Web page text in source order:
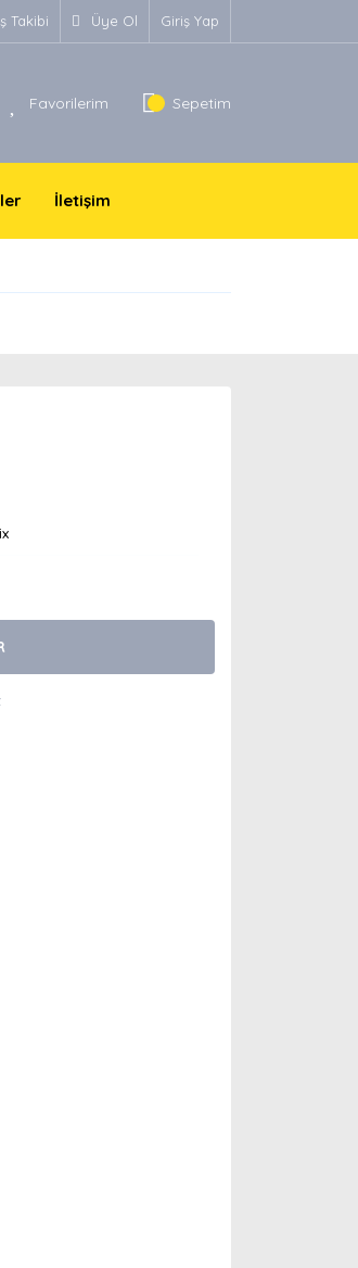
Takibi Üye Ol Giriş Yap
Favorilerim Sepetim
İletişim